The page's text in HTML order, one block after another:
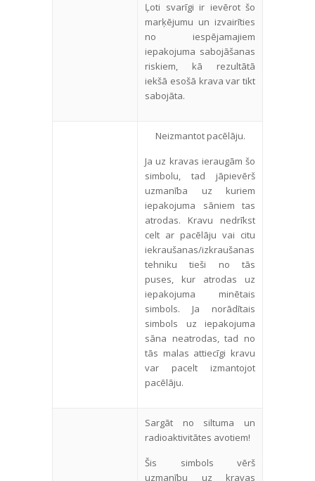
Ļoti svarīgi ir ievērot šo
marķējumu un izvairīties
no iespējamajiem
iepakojuma sabojāšanas
riskiem, kā rezultātā
iekšā esošā krava var tikt
sabojāta.
Neizmantot pacēlāju.
Ja uz kravas ieraugām šo
simbolu, tad jāpievērš
uzmanība uz kuriem
iepakojuma sāniem tas
atrodas. Kravu nedrīkst
celt ar pacēlāju vai citu
iekraušanas/izkraušanas
tehniku tieši no tās
puses, kur atrodas uz
iepakojuma minētais
simbols. Ja norādītais
simbols uz iepakojuma
sāna neatrodas, tad no
tās malas attiecīgi kravu
var pacelt izmantojot
pacēlāju.
Sargāt no siltuma un
radioaktivitātes avotiem!
Šis simbols vērš
uzmanību uz kravas